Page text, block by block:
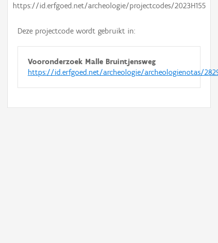
https://id.erfgoed.net/archeologie/projectcodes/2023H155
Deze projectcode wordt gebruikt in:
Vooronderzoek Malle Bruintjensweg
https://id.erfgoed.net/archeologie/archeologienotas/